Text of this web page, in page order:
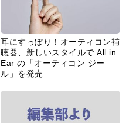
耳にすっぽり！オーティコン補
聴器、新しいスタイルで All in
Ear の「オーティコン ジー
ル」を発売